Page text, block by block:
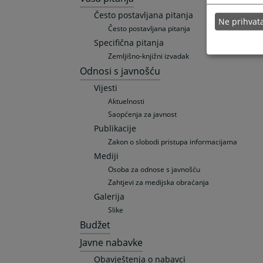
Često postavljana pitanja
Često postavljana pitanja
Specifična pitanja
Zemljišno-knjižni izvadak
Odnosi s javnošću
Vijesti
Aktuelnosti
Saopćenja za javnost
Publikacije
Zakon o slobodi pristupa informacijama
Mediji
Osoba za odnose s javnošću
Zahtjevi za medijska obraćanja
Galerija
Slike
Budžet
Javne nabavke
Obavještenja o nabavci
Ne